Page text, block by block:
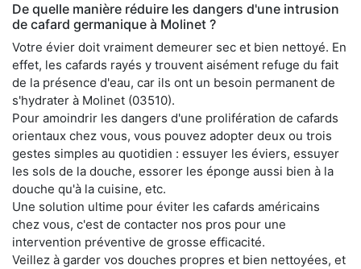
De quelle manière réduire les dangers d'une intrusion
de cafard germanique à Molinet ?
Votre évier doit vraiment demeurer sec et bien nettoyé. En
effet, les cafards rayés y trouvent aisément refuge du fait
de la présence d'eau, car ils ont un besoin permanent de
s'hydrater à Molinet (03510).
Pour amoindrir les dangers d'une prolifération de cafards
orientaux chez vous, vous pouvez adopter deux ou trois
gestes simples au quotidien : essuyer les éviers, essuyer
les sols de la douche, essorer les éponge aussi bien à la
douche qu'à la cuisine, etc.
Une solution ultime pour éviter les cafards américains
chez vous, c'est de contacter nos pros pour une
intervention préventive de grosse efficacité.
Veillez à garder vos douches propres et bien nettoyées, et